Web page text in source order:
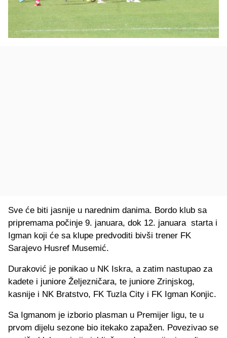
Sve će biti jasnije u narednim danima. Bordo klub sa
pripremama počinje 9. januara, dok 12. januara starta i
Igman koji će sa klupe predvoditi bivši trener FK
Sarajevo Husref Musemić.
Duraković je ponikao u NK Iskra, a zatim nastupao za
kadete i juniore Željezničara, te juniore Zrinjskog,
kasnije i NK Bratstvo, FK Tuzla City i FK Igman Konjic.
Sa Igmanom je izborio plasman u Premijer ligu, te u
prvom dijelu sezone bio itekako zapažen. Povezivao se